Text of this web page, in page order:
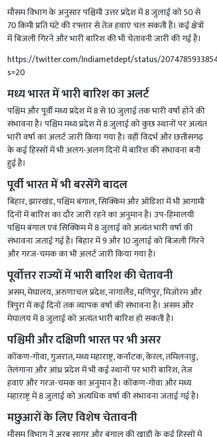
मौसम विभाग के अनुसार पश्चिमी उत्तर प्रदेश में 8 जुलाई को 50 से
70 किमी प्रति घंटे की रफ्तार से तेज हवाएं चल सकती हैं। कई क्षेत्रों
में बिजली गिरने और भारी बारिश की भी चेतावनी जारी की गई है।
https://twitter.com/Indiametdept/status/
s=20
मध्य भारत में भारी बारिश का अलर्ट
पश्चिम और पूर्वी मध्य प्रदेश में 8 से 10 जुलाई तक भारी वर्षा होने की
संभावना है। पश्चिम मध्य प्रदेश में 8 जुलाई को कुछ स्थानों पर अत्यंत
भारी वर्षा का अलर्ट जारी किया गया है। वहीं विदर्भ और छत्तीसगढ़
के कई हिस्सों में भी अलग-अलग दिनों में बारिश की संभावना बनी
हुई है।
पूर्वी भारत में भी बरसेंगे बादल
बिहार, झारखंड, पश्चिम बंगाल, सिक्किम और ओडिशा में भी आगामी
दिनों में बारिश का दौर जारी रहने का अनुमान है। उप-हिमालयी
पश्चिम बंगाल एवं सिक्किम में 8 जुलाई को अत्यंत भारी वर्षा की
संभावना जताई गई है। बिहार में 9 और 10 जुलाई को बिजली गिरने
और गरज-चमक का भी अलर्ट जारी किया गया है।
पूर्वोत्तर राज्यों में भारी बारिश की चेतावनी
असम, मेघालय, अरुणाचल प्रदेश, नागालैंड, मणिपुर, मिजोरम और
त्रिपुरा में कई दिनों तक व्यापक वर्षा की संभावना है। असम और
मेघालय में 8 जुलाई को अत्यंत भारी बारिश हो सकती है।
पश्चिमी और दक्षिणी भारत पर भी असर
कोंकण-गोवा, गुजरात, मध्य महाराष्ट्र, कर्नाटक, केरल, तमिलनाडु,
तेलंगाना और आंध्र प्रदेश में भी कई स्थानों पर भारी बारिश, तेज
हवाएं और गरज-चमक का अनुमान है। कोंकण-गोवा और मध्य
महाराष्ट्र में 8 जुलाई को अत्यधिक वर्षा की संभावना जताई गई है।
मछुआरों के लिए विशेष चेतावनी